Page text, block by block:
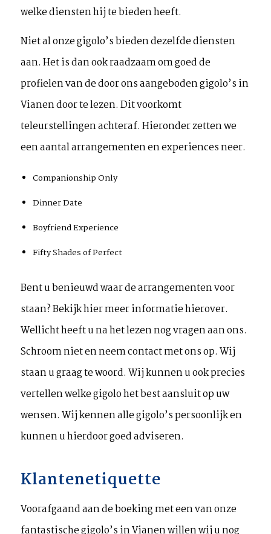
welke diensten hij te bieden heeft.
Niet al onze gigolo’s bieden dezelfde diensten
aan. Het is dan ook raadzaam om goed de
profielen van de door ons aangeboden gigolo’s in
Vianen door te lezen. Dit voorkomt
teleurstellingen achteraf. Hieronder zetten we
een aantal arrangementen en experiences neer.
Companionship Only
Dinner Date
Boyfriend Experience
Fifty Shades of Perfect
Bent u benieuwd waar de arrangementen voor
staan? Bekijk hier meer informatie hierover.
Wellicht heeft u na het lezen nog vragen aan ons.
Schroom niet en neem contact met ons op. Wij
staan u graag te woord. Wij kunnen u ook precies
vertellen welke gigolo het best aansluit op uw
wensen. Wij kennen alle gigolo’s persoonlijk en
kunnen u hierdoor goed adviseren.
Klantenetiquette
Voorafgaand aan de boeking met een van onze
fantastische gigolo’s in Vianen willen wij u nog